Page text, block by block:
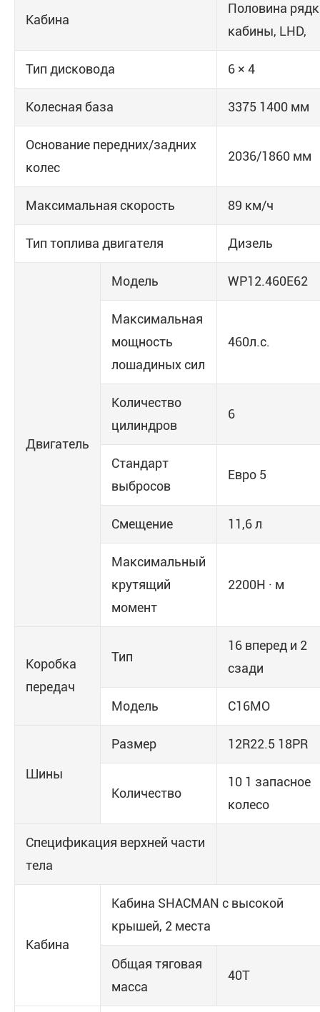
Кабина
Половина
кабины, LHD,
Тип дисковода 6 × 4
Колесная база 3375 1400 мм
Основание передних/задних
колес
2036/1860 мм
Максимальная скорость 89 км/ч
Тип топлива двигателя Дизель
Двигатель
Модель WP12.460E62
Максимальная
мощность
лошадиных сил
460л.с.
Количество
цилиндров
6
Стандарт
выбросов
Евро 5
Смещение 11,6 л
Максимальный
крутящий
момент
2200Н · м
Коробка
передач
Тип
16 вперед и 2
сзади
Модель С16МО
Шины
Размер 12R22.5 18PR
Количество
10 1 запасное
колесо
Спецификация верхней части
тела
Кабина
Кабина SHACMAN с высокой
крышей, 2 места
Общая тяговая
масса
40T